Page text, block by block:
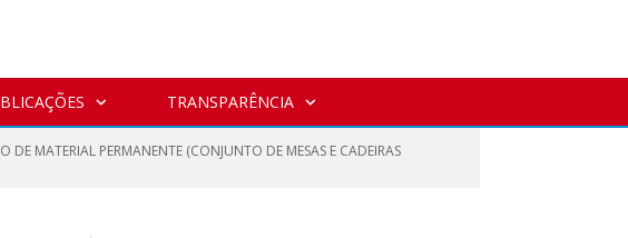
TRANSPARÊNCIA
MATERIAL PERMANENTE (CONJUNTO DE MESAS E CADEIRAS